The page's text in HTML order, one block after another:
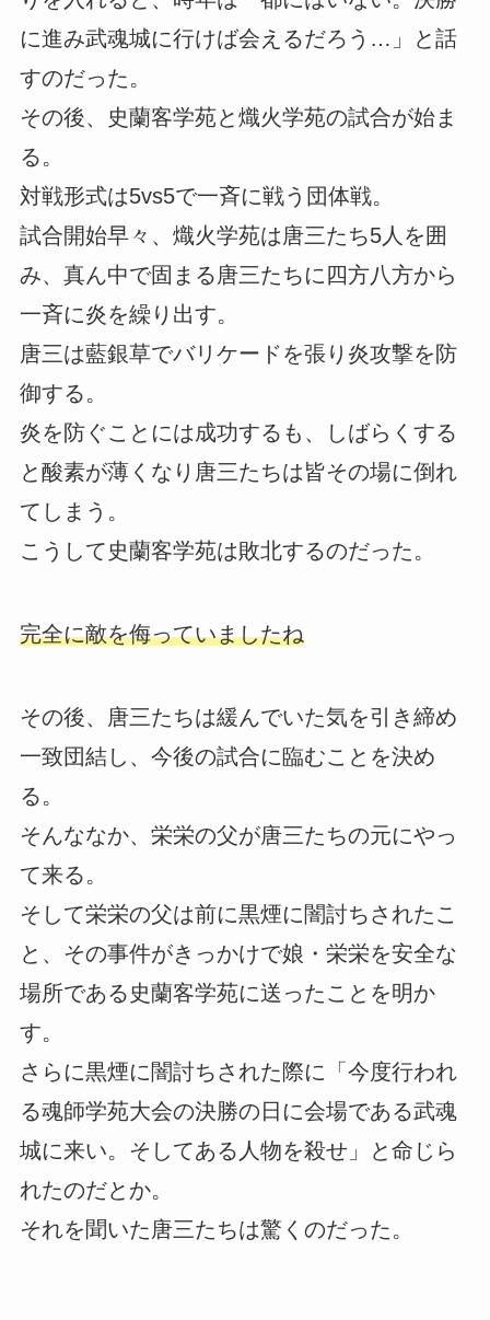
に進み武魂城に行けば会えるだろう…」と話
すのだった。
その後、史蘭客学苑と熾火学苑の試合が始ま
る。
対戦形式は5vs5で一斉に戦う団体戦。
試合開始早々、熾火学苑は唐三たち5人を囲
み、真ん中で固まる唐三たちに四方八方から
一斉に炎を繰り出す。
唐三は藍銀草でバリケードを張り炎攻撃を防
御する。
炎を防ぐことには成功するも、しばらくする
と酸素が薄くなり唐三たちは皆その場に倒れ
てしまう。
こうして史蘭客学苑は敗北するのだった。
完全に敵を侮っていましたね
その後、唐三たちは緩んでいた気を引き締め
一致団結し、今後の試合に臨むことを決め
る。
そんななか、栄栄の父が唐三たちの元にやっ
て来る。
そして栄栄の父は前に黒煙に闇討ちされたこ
と、その事件がきっかけで娘・栄栄を安全な
場所である史蘭客学苑に送ったことを明か
す。
さらに黒煙に闇討ちされた際に「今度行われ
る魂師学苑大会の決勝の日に会場である武魂
城に来い。そしてある人物を殺せ」と命じら
れたのだとか。
それを聞いた唐三たちは驚くのだった。